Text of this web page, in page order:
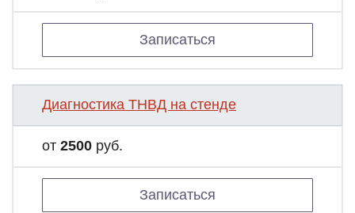
Записаться
Диагностика ТНВД на стенде
от 2500 руб.
Записаться